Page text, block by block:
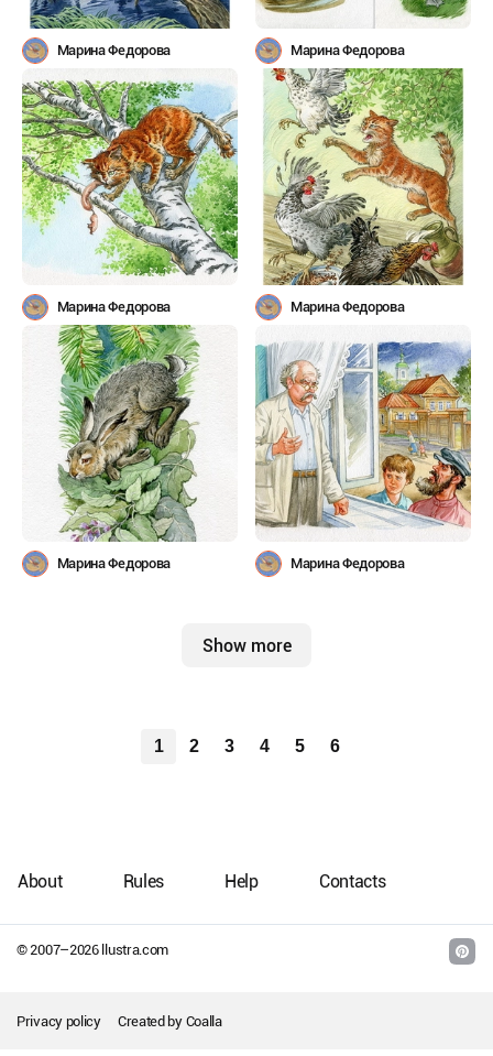
Марина Федорова Марина Федорова
Марина Федорова Марина Федорова
Марина Федорова Марина Федорова
Show more
1 2 3 4 5 6
© 2007–2026llustra.com
About Rules Help Contacts
Privacy policy Created by Coalla